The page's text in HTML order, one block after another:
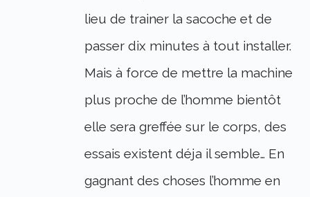
lieu de trainer la sacoche et de
passer dix minutes à tout installer.
Mais à force de mettre la machine
plus proche de l’homme bientôt
elle sera greffée sur le corps, des
essais existent déja il semble… En
gagnant des choses l’homme en